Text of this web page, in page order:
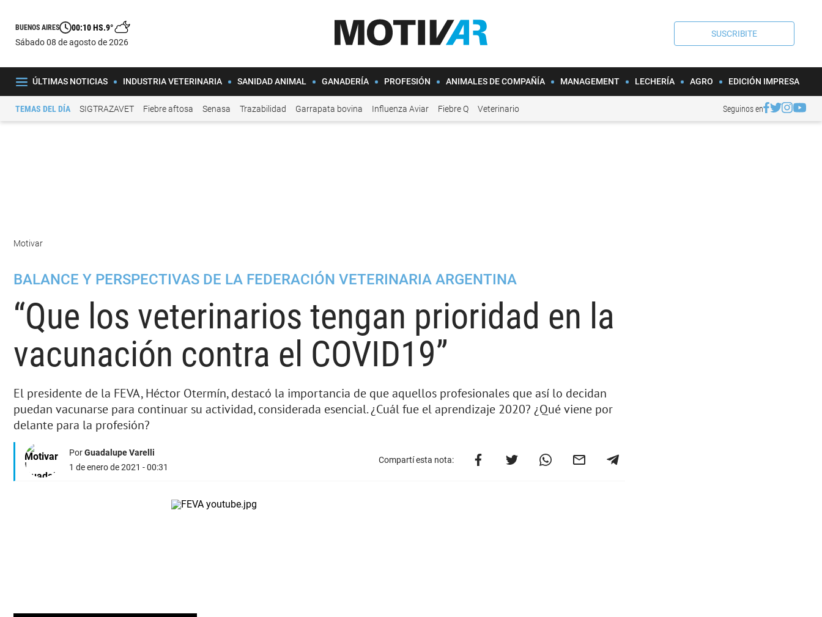
BUENOS AIRES 00:10 HS.9°
sábado 08 de agosto de 2026
SUSCRIBITE
ÚLTIMAS NOTICIAS INDUSTRIA VETERINARIA SANIDAD ANIMAL GANADERÍA PROFESIÓN ANIMALES DE COMPAÑÍA MANAGEMENT LECHERÍA AGRO EDICIÓN IMPRESA
TEMAS DEL DÍA SIGTRAZAVET Fiebre aftosa Senasa Trazabilidad Garrapata bovina Influenza Aviar Fiebre Q Veterinario Seguinos en
Motivar
BALANCE Y PERSPECTIVAS DE LA FEDERACIÓN VETERINARIA ARGENTINA
“Que los veterinarios tengan prioridad en la
vacunación contra el COVID19”
El presidente de la FEVA, Héctor Otermín, destacó la importancia de que aquellos profesionales que así lo decidan
puedan vacunarse para continuar su actividad, considerada esencial. ¿Cuál fue el aprendizaje 2020? ¿Qué viene por
delante para la profesión?
PorGuadalupe Varelli
1 de enero de 2021 - 00:31
Compartí esta nota: